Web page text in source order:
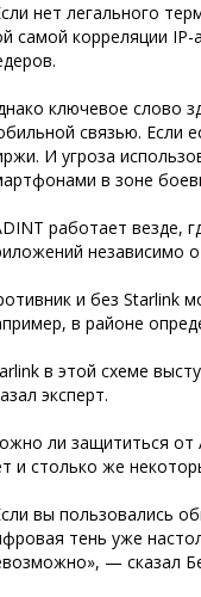
нет легального
самой корреляции
ключевое слово
связью. Если
И угроза
в зоне
работает везде,
независимо
и без Starlink
в районе
в этой схеме
эксперт.
ли защититься от
и столько же
вы пользовались
тень уже
— сказал